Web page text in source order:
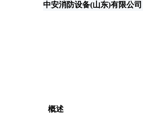
中安消防设备(山东)有限公司
概述